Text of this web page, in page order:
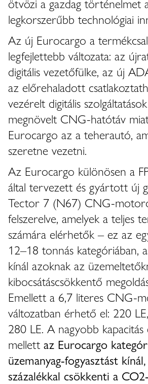
legkorszerűbb technológiai
Az új Eurocargo a
legfejlettebb változata: az
digitális vezetőfülke, az új
az előrehaladott
vezérelt digitális
megnövelt CNG-hatótáv
Eurocargo az a teherautó,
szeretne vezetni.
Az Eurocargo különösen a
által tervezett és gyártott új
Tector 7 (N67) CNG-
felszerelve, amelyek a teljes
számára elérhetők – ez az
12–18 tonnás kategóriában,
kínál azoknak az
kibocsátáscsökkentő
Emellett a 6,7 literes CNG-
változatban érhető el: 220
280 LE. A nagyobb kapacitás
mellett az Eurocargo
üzemanyag-fogyasztást kínál,
százalékkal csökkenti a